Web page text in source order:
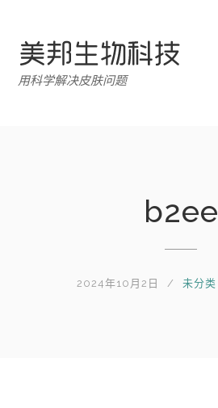
用科学解决皮肤问题
b2ee
2024年10月2日 未分类